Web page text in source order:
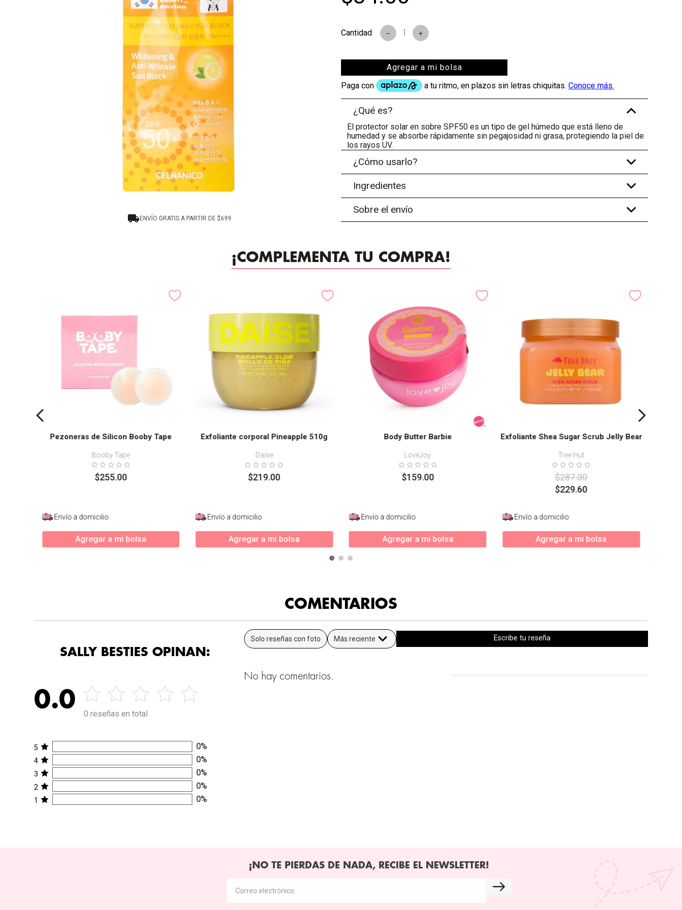
ENVÍO GRATIS A PARTIR DE $699
＋
－
Agregar a mi bolsa
¿Qué es? -
El protector solar en sobre SPF50 es un tipo de gel húmedo que está lleno de
humedad y se absorbe rápidamente sin pegajosidad ni grasa, protegiendo la piel de
los rayos UV.
¿Cómo usarlo? +
Ingredientes +
Sobre el envío +
¡COMPLEMENTA TU COMPRA!
Pezoneras de Silicon Booby Tape
Booby Tape
$255.00
Envío a domicilio
Agregar a mi bolsa
Exfoliante corporal Pineapple 510g
Daise
$219.00
Envío a domicilio
Agregar a mi bolsa
Body Butter Barbie
LoveJoy
$159.00
Envío a domicilio
Agregar a mi bolsa
Exfoliante Shea Sugar Scrub Jelly Bear
Tree Hut
$287.00
$229.60
Envío a domicilio
Agregar a mi bolsa
COMENTARIOS
SALLY BESTIES OPINAN:
0.0
0 reseñas en total
5 0%
4 0%
3 0%
2 0%
1 0%
Solo reseñas con foto Más reciente Escribe tu reseña
No hay comentarios.
¡NO TE PIERDAS DE NADA, RECIBE EL NEWSLETTER!
8 protectores termicos
tinte
naked hair